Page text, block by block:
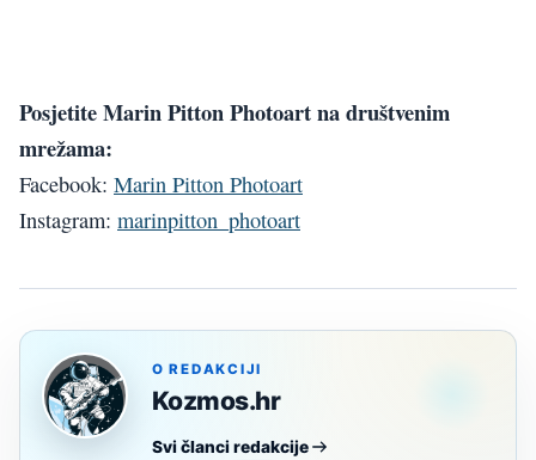
Posjetite Marin Pitton Photoart na društvenim
mrežama:
Facebook: Marin Pitton Photoart
Instagram: marinpitton_photoart
O REDAKCIJI
Kozmos.hr
Svi članci redakcije